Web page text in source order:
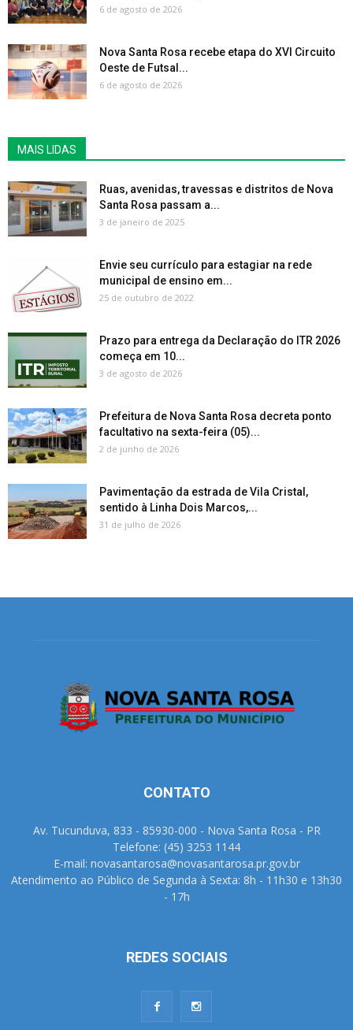
6 de agosto de 2026
Nova Santa Rosa recebe etapa do XVI Circuito
Oeste de Futsal...
6 de agosto de 2026
MAIS LIDAS
Ruas, avenidas, travessas e distritos de Nova
Santa Rosa passam a...
3 de janeiro de 2025
Envie seu currículo para estagiar na rede
municipal de ensino em...
25 de outubro de 2022
Prazo para entrega da Declaração do ITR 2026
começa em 10...
3 de agosto de 2026
Prefeitura de Nova Santa Rosa decreta ponto
facultativo na sexta-feira (05)...
2 de junho de 2026
Pavimentação da estrada de Vila Cristal,
sentido à Linha Dois Marcos,...
31 de julho de 2026
CONTATO
Av. Tucunduva, 833 - 85930-000 - Nova Santa Rosa - PR
Telefone: (45) 3253 1144
E-mail: novasantarosa@novasantarosa.pr.gov.br
Atendimento ao Público de Segunda à Sexta: 8h - 11h30 e 13h30
- 17h
REDES SOCIAIS